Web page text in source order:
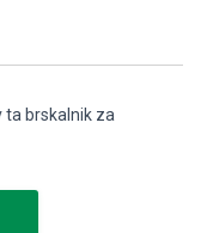
ta brskalnik za